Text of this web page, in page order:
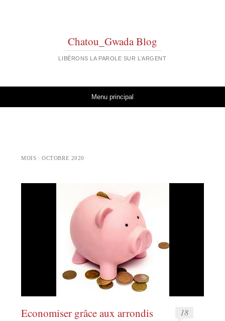
Chatou_Gwada Blog
LIBÉRONS LA PAROLE SUR L’ARGENT
Menu principal
MOIS :OCTOBRE 2020
Economiser grâce aux arrondis 18